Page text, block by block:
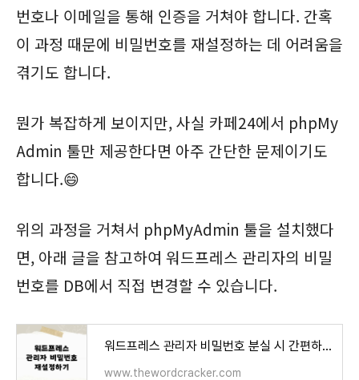
번호나 이메일을 통해 인증을 거쳐야 합니다. 간혹
이 과정 때문에 비밀번호를 재설정하는 데 어려움을
겪기도 합니다.
뭔가 복잡하게 보이지만, 사실 카페24에서 phpMy
Admin 툴만 제공한다면 아주 간단한 문제이기도
합니다.😄
위의 과정을 거쳐서 phpMyAdmin 툴을 설치했다
면, 아래 글을 참고하여 워드프레스 관리자의 비밀
번호를 DB에서 직접 변경할 수 있습니다.
워드프레스 관리자 비밀번호 분실 시 간편하게 재설정하기 - 워드프레스 정보꾸러미
www.thewordcracker.com